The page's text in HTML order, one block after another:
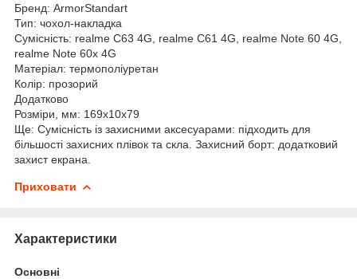
Бренд: ArmorStandart
Тип: чохол-накладка
Сумісність: realme C63 4G, realme C61 4G, realme Note 60 4G,
realme Note 60x 4G
Матеріал: термополіуретан
Колір: прозорий
Додатково
Розміри, мм: 169х10х79
Ще: Сумісність із захисними аксесуарами: підходить для
більшості захисних плівок та скла. Захисний борт: додатковий
захист екрана.
Приховати
Характеристики
Основні